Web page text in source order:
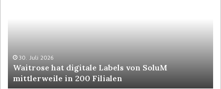
30. Juli 2026
Waitrose hat digitale Labels von SoluM
mittlerweile in 200 Filialen